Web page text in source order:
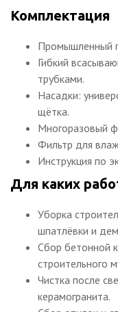
Комплектация
Промышленный
Гибкий
трубками.
Насадки:
щётка.
Многоразовый
Фильтр для
Инструкция по
Для каких
Уборка
шпатлёвки и
Сбор бетонной
строительного
Чистка после
керамогранита.